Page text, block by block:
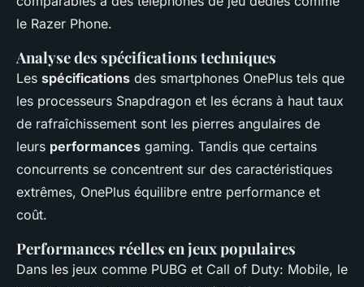
le Razer Phone.
Analyse des spécifications techniques
Les spécifications des smartphones OnePlus tels que
les processeurs Snapdragon et les écrans à haut taux
de rafraîchissement sont les pierres angulaires de
leurs performances gaming. Tandis que certains
concurrents se concentrent sur des caractéristiques
extrêmes, OnePlus équilibre entre performance et
coût.
Performances réelles en jeux populaires
Dans les jeux comme PUBG et Call of Duty: Mobile, le